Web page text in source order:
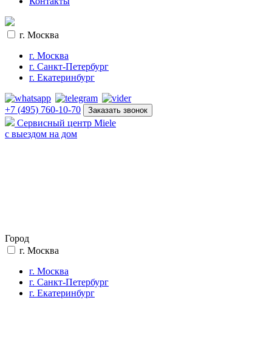
г. Москва
г. Москва
г. Санкт-Петербург
г. Екатеринбург
+7 (495) 760-10-70 Заказать звонок
Сервисный центр Miele
с выездом на дом
Город
г. Москва
г. Москва
г. Санкт-Петербург
г. Екатеринбург